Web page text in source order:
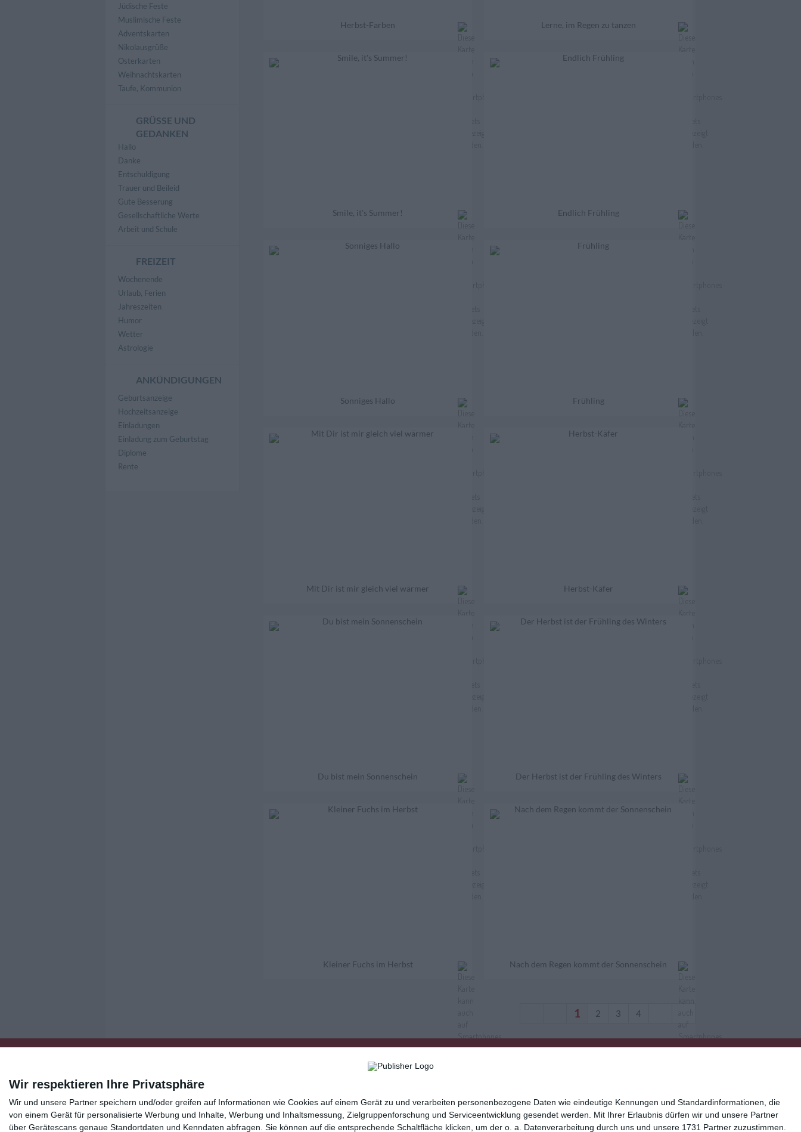
Wir respektieren Ihre Privatsphäre
Wir und unsere Partner speichern und/oder greifen auf Informationen wie Cookies auf einem Gerät zu und verarbeiten personenbezogene Daten wie eindeutige Kennungen und Standardinformationen, die
von einem Gerät für personalisierte Werbung und Inhalte, Werbung und Inhaltsmessung, Zielgruppenforschung und Serviceentwicklung gesendet werden.
Mit Ihrer Erlaubnis dürfen wir und unsere Partner
über Gerätescans genaue Standortdaten und Kenndaten abfragen. Sie können auf die entsprechende Schaltfläche klicken, um der o. a. Datenverarbeitung durch uns und unsere 1731 Partner zuzustimmen.
Jüdische Feste
Muslimische Feste
Adventskarten
Nikolausgrüße
Osterkarten
Weihnachtskarten
Taufe, Kommunion
GRÜSSE UND G
EDANKEN
Hallo
Danke
Entschuldigung
Trauer und Beileid
Gute Besserung
Gesellschaftliche Werte
Arbeit und Schule
FREIZEIT
Wochenende
Urlaub, Ferien
Jahreszeiten
Humor
Wetter
Astrologie
ANKÜNDIGUNGEN
Geburtsanzeige
Hochzeitsanzeige
Einladungen
Einladung zum Geburtstag
Diplome
Rente
Herbst-Farben Lerne, im Regen zu tanzen
Smile, it's Summer! Endlich Frühling
Sonniges Hallo Frühling
Mit Dir ist mir gleich viel wärmer Herbst-Käfer
Du bist mein Sonnenschein Der Herbst ist der Frühling des Winters
Kleiner Fuchs im Herbst Nach dem Regen kommt der Sonnenschein
1 2 3 4
Kisseo©